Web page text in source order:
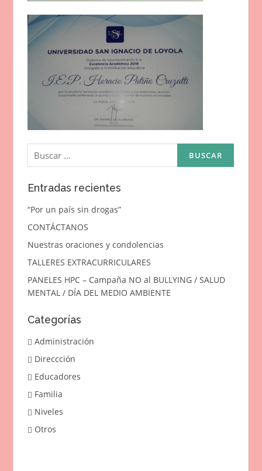
Buscar:
Entradas recientes
“Por un país sin drogas”
CONTÁCTANOS
Nuestras oraciones y condolencias
TALLERES EXTRACURRICULARES
PANELES HPC – Campaña NO al BULLYING / SALUD
MENTAL / DÍA DEL MEDIO AMBIENTE
Categorías
Administración
Direccción
Educadores
Familia
Niveles
Otros